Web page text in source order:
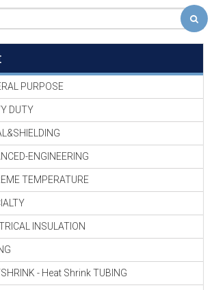
PURPOSE
DUTY
ENGINEERING
TEMPERATURE
INSULATION
- Heat Shrink TUBING